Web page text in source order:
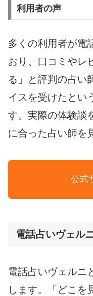
利用者の声
多くの利用者が電
おり、口コミやレ
る」と評判の占い
イスを受けたとい
す。実際の体験談
に合った占い師を
公式
電話占いヴェル
電話占いヴェルニ
します。「どこを